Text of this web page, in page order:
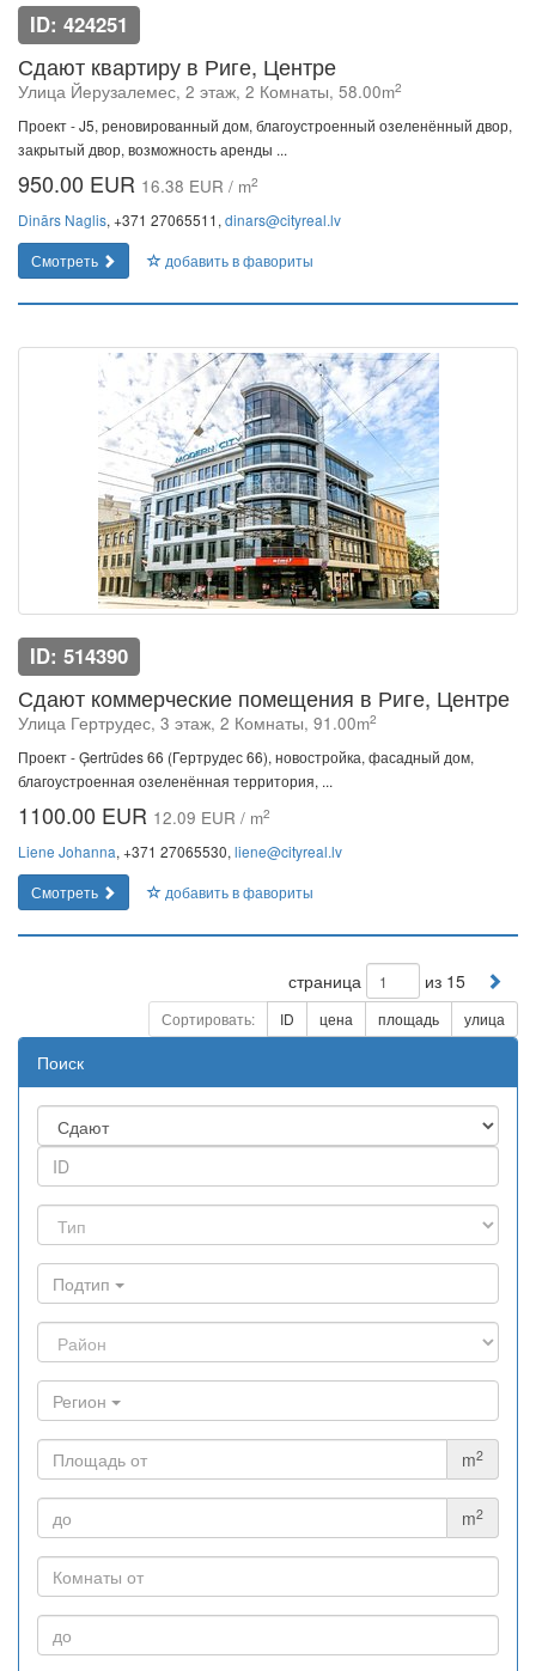
ID: 424251
Сдают квартиру в Риге, Центре
Улица Йeрузалемес, 2 этаж, 2 Комнаты, 58.00m2
Проект - J5, реновированный дом, благоустроенный озеленённый двор,
закрытый двор, возможность аренды ...
950.00 EUR 16.38 EUR / m2
Dinārs Naglis, +371 27065511, dinars@cityreal.lv
Смотреть
добавить в фавориты
ID: 514390
Сдают коммерческие помещения в Риге, Центре
Улица Гертрудес, 3 этаж, 2 Комнаты, 91.00m2
Проект - Ģertrūdes 66 (Гертрудес 66), новостройка, фасадный дом,
благоустроенная озеленённая территория, ...
1100.00 EUR 12.09 EUR / m2
Liene Johanna, +371 27065530, liene@cityreal.lv
Смотреть
добавить в фавориты
страница из 15
Сортировать: ID цена площадь улица
Поиск
Подтип
Регион
m2
m2